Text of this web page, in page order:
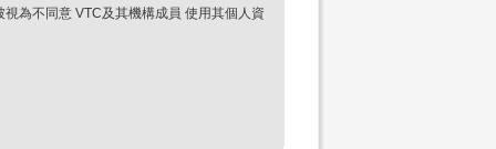
為不同意 VTC及其機構成員 使用其個人資